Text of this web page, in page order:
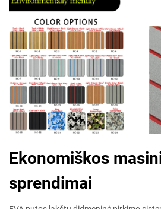
Ekonomiškos
sprendimai